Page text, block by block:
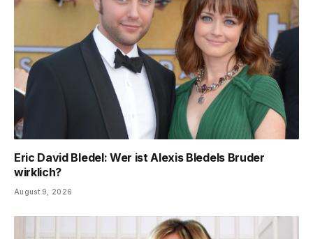
Eric David Bledel: Wer ist Alexis Bledels Bruder
wirklich?
August 9, 2026